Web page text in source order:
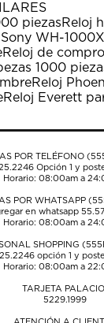
acción
piezasReloj
WH-
Reloj de
1000
Reloj
Reloj Everett
POR TELÉFONO
Opción 1 y
Horario: 08:00am a
POR WHATSAPP
en whatsapp
Horario: 08:00am a
SHOPPING
opción 1 y
Horario: 08:00am a
TARJETA
5229.1999